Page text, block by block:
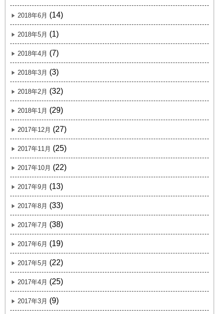
2018年6月 (14)
2018年5月 (1)
2018年4月 (7)
2018年3月 (3)
2018年2月 (32)
2018年1月 (29)
2017年12月 (27)
2017年11月 (25)
2017年10月 (22)
2017年9月 (13)
2017年8月 (33)
2017年7月 (38)
2017年6月 (19)
2017年5月 (22)
2017年4月 (25)
2017年3月 (9)